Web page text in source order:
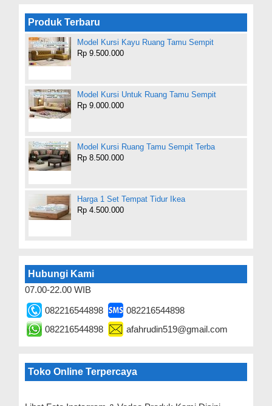
Produk Terbaru
Model Kursi Kayu Ruang Tamu Sempit
Rp 9.500.000
Model Kursi Untuk Ruang Tamu Sempit
Rp 9.000.000
Model Kursi Ruang Tamu Sempit Terba
Rp 8.500.000
Harga 1 Set Tempat Tidur Ikea
Rp 4.500.000
Hubungi Kami
07.00-22.00 WIB
082216544898
082216544898
082216544898
afahrudin519@gmail.com
Toko Online Terpercaya